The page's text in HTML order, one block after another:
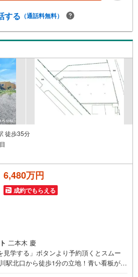
富なスタッフが親身になってお客様に合
のでお気軽にお問い合わせ下さい♪駐車
で、お車でのお越しも大歓迎です！
する （通話料無料）
徒歩35分
6,480万円
成約でもらえる
二本木 慶
見学する」ボタンより予約頂くとスムー
駅北口から徒歩1分の立地！青い看板が目